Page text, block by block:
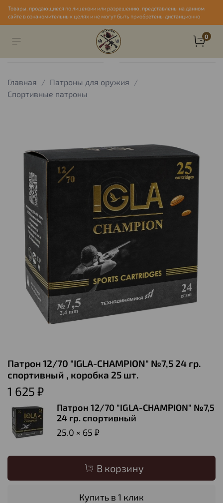
Товары, продающиеся по лицензии или разрешению, представлены на данном
сайте в ознакомительных целях и не могут быть приобретены дистанционно
0
Главная
Патроны для оружия
Спортивные патроны
Патрон 12/70 "IGLA-CHAMPION" №7,5 24 гр.
спортивный , коробка 25 шт.
1 625 ₽
Патрон 12/70 "IGLA-CHAMPION" №7,5
24 гр. спортивный
25.0 × 65 ₽
В корзину
Купить в 1 клик